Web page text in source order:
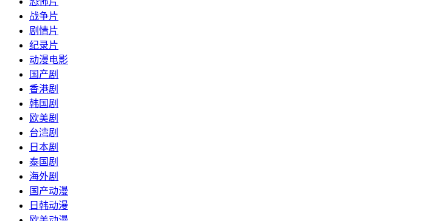
战争片
剧情片
纪录片
动漫电影
国产剧
香港剧
韩国剧
欧美剧
台湾剧
日本剧
泰国剧
海外剧
国产动漫
日韩动漫